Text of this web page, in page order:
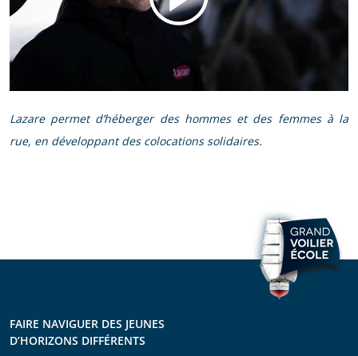
Lazare permet d’héberger des hommes et des femmes à la
rue, en développant des colocations solidaires.
FAIRE NAVIGUER DES JEUNES
D’HORIZONS DIFFÉRENTS